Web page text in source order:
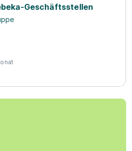
Geschäftsstellen